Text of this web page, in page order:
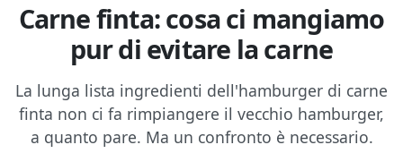
Carne finta: cosa ci mangiamo
pur di evitare la carne
La lunga lista ingredienti dell'hamburger di carne
finta non ci fa rimpiangere il vecchio hamburger,
a quanto pare. Ma un confronto è necessario.